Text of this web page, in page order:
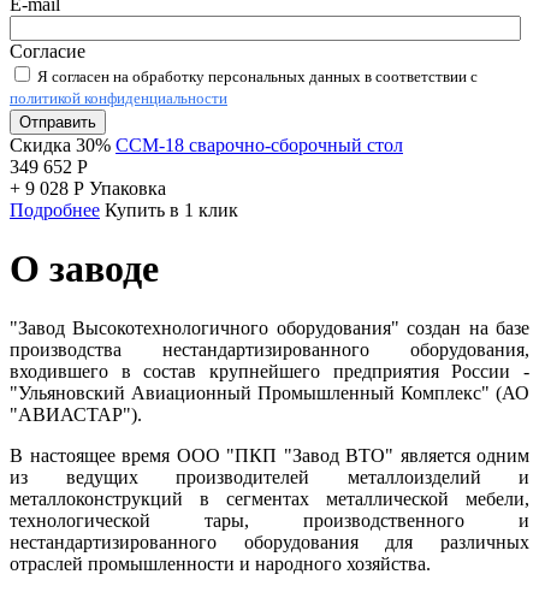
Согласие
Я согласен на обработку персональных данных в соответствии с
политикой конфиденциальности
Отправить
Скидка 30% ССМ-18 сварочно-сборочный стол
349 652 Р
+ 9 028 Р Упаковка
Подробнее Купить в 1 клик
О заводе
"Завод Высокотехнологичного оборудования" создан на базе
производства нестандартизированного оборудования,
входившего в состав крупнейшего предприятия России -
"Ульяновский Авиационный Промышленный Комплекс" (АО
"АВИАСТАР").
В настоящее время ООО "ПКП "Завод ВТО" является одним
из ведущих производителей металлоизделий и
металлоконструкций в сегментах металлической мебели,
технологической тары, производственного и
нестандартизированного оборудования для различных
отраслей промышленности и народного хозяйства.